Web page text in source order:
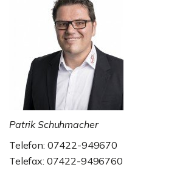
Patrik Schuhmacher
Telefon: 07422-949670
Telefax: 07422-9496760